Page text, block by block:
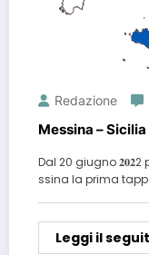
Redazione
Messina – Sicilia
Dal 20 giugno 𝟐𝟎𝟐2
ssina la prima
Leggi il